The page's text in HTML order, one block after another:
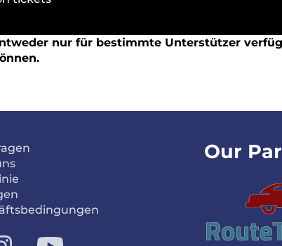
nur für bestimmte Unterstützer
Our